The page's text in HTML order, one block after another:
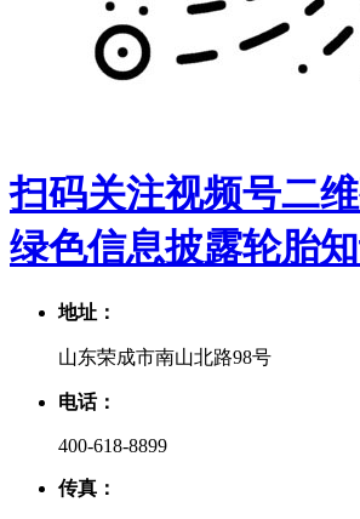
扫码关注视频号二
绿色信息披露轮胎
地址：
山东荣成市南山北路98号
电话：
400-618-8899
传真：